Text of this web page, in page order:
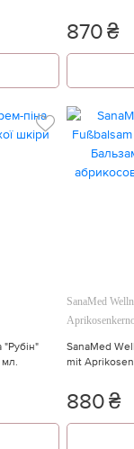
870₴
"Рубін"
мл.
SanaMed
SanaMed
mit
880₴